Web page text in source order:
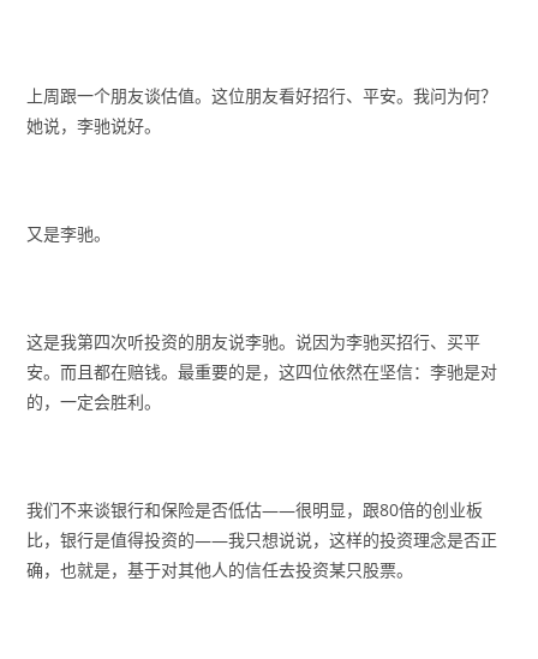
上周跟一个朋友谈估值。这位朋友看好招行、平安。我问为何？
她说，李驰说好。
又是李驰。
这是我第四次听投资的朋友说李驰。说因为李驰买招行、买平
安。而且都在赔钱。最重要的是，这四位依然在坚信：李驰是对
的，一定会胜利。
我们不来谈银行和保险是否低估——很明显，跟80倍的创业板
比，银行是值得投资的——我只想说说，这样的投资理念是否正
确，也就是，基于对其他人的信任去投资某只股票。